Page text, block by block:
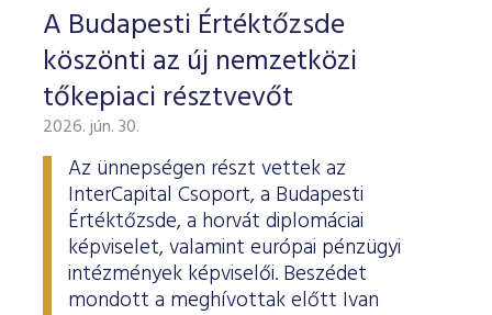
A Budapesti Értéktőzsde
köszönti az új nemzetközi
tőkepiaci résztvevőt
2026. jún. 30.
Az ünnepségen részt vettek az
InterCapital Csoport, a Budapesti
Értéktőzsde, a horvát diplomáciai
képviselet, valamint európai pénzügyi
intézmények képviselői. Beszédet
mondott a meghívottak előtt Ivan